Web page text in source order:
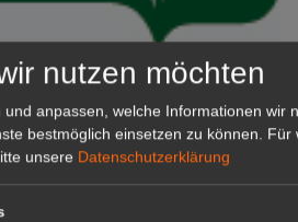
GmbH
nutzen möchten
anpassen, welche Informationen wir
bestmöglich einsetzen zu können.
Für
unsere Datenschutzerklärung